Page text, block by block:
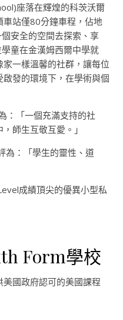
座落在輝煌的科茨沃爾
站僅80分鐘車程，佔地
安全的空間去探索、享
童在金漢姆西爾中學就
一樣溫馨的社群，讓每位
發的環境下，在學術與個
：「一個充滿支持的社
師生互敬互愛。」
為：「學生的靈性、道
成績頂尖的優異小型私
Form學校
國政府認可的美國課程